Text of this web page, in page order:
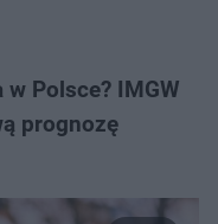
Polsce? IMGW
prognozę